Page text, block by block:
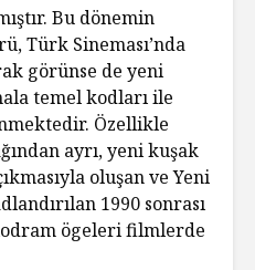
Bu dönemin
Türk Sineması’nda
görünse de yeni
temel kodları ile
Özellikle
ayrı, yeni kuşak
oluşan ve Yeni
1990 sonrası
ögeleri filmlerde